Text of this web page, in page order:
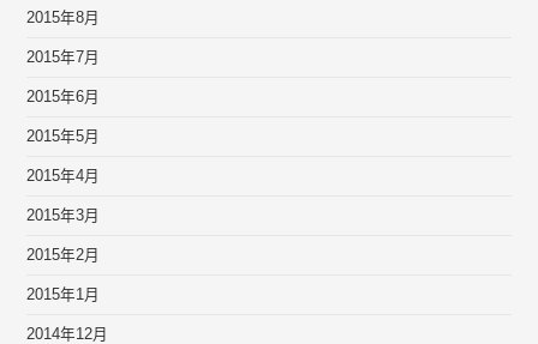
2015年8月
2015年7月
2015年6月
2015年5月
2015年4月
2015年3月
2015年2月
2015年1月
2014年12月